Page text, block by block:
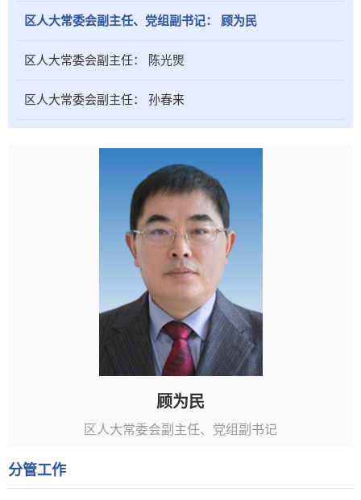
区人大常委会副主任、党组副书记： 顾为民
区人大常委会副主任： 陈光煚
区人大常委会副主任： 孙春来
顾为民
区人大常委会副主任、党组副书记
分管工作